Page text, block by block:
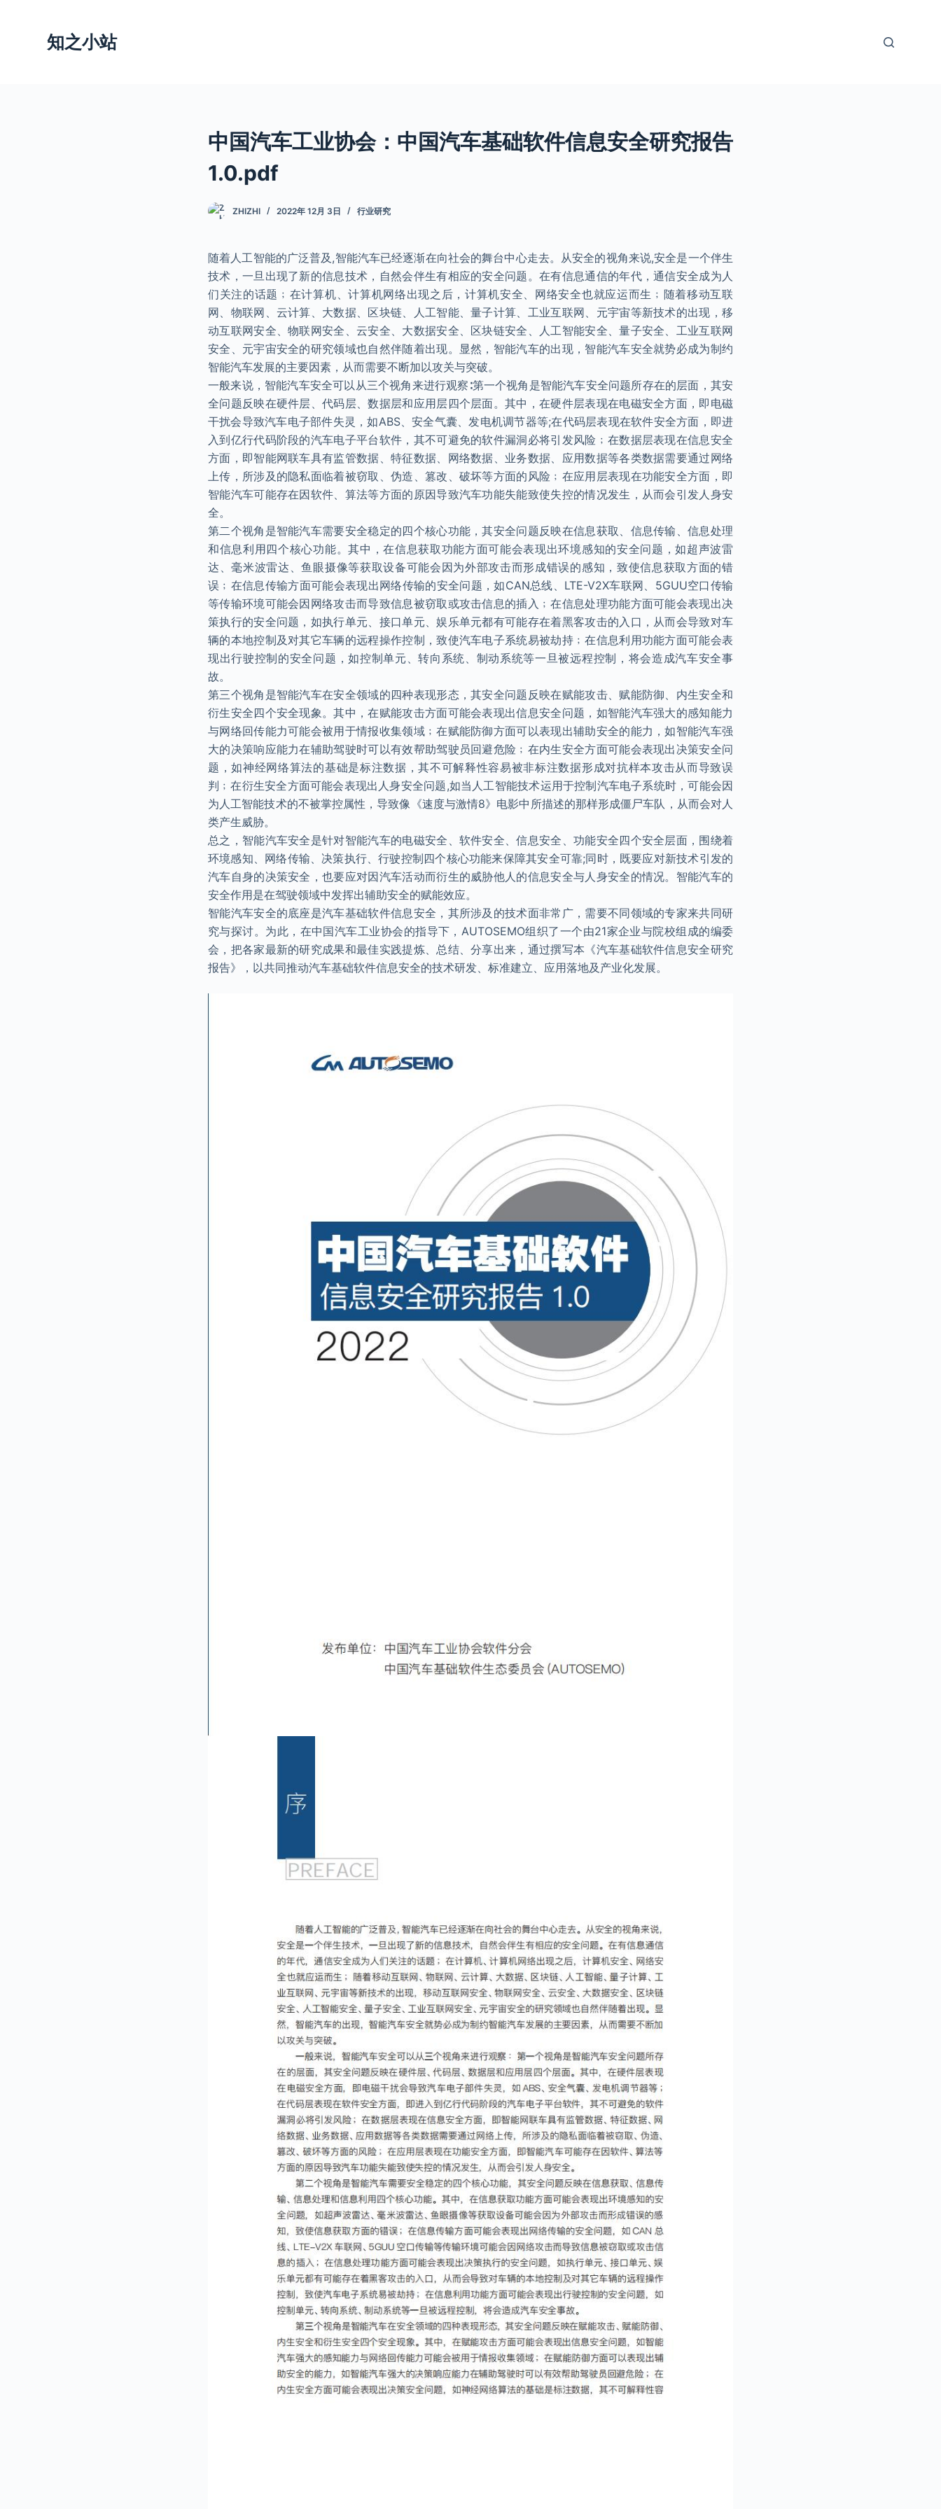
知之小站
中国汽车工业协会：中国汽车基础软件信息安全研究报告
1.0.pdf
ZHIZHI 2022年 12月 3日 行业研究
随着人工智能的广泛普及,智能汽车已经逐渐在向社会的舞台中心走去。从安全的视角来说,安全是一个伴生
技术，一旦出现了新的信息技术，自然会伴生有相应的安全问题。在有信息通信的年代，通信安全成为人
们关注的话题﹔在计算机、计算机网络出现之后，计算机安全、网络安全也就应运而生﹔随着移动互联
网、物联网、云计算、大数据、区块链、人工智能、量子计算、工业互联网、元宇宙等新技术的出现，移
动互联网安全、物联网安全、云安全、大数据安全、区块链安全、人工智能安全、量子安全、工业互联网
安全、元宇宙安全的研究领域也自然伴随着出现。显然，智能汽车的出现，智能汽车安全就势必成为制约
智能汽车发展的主要因素，从而需要不断加以攻关与突破。
一般来说，智能汽车安全可以从三个视角来进行观察∶第一个视角是智能汽车安全问题所存在的层面，其安
全问题反映在硬件层、代码层、数据层和应用层四个层面。其中，在硬件层表现在电磁安全方面，即电磁
干扰会导致汽车电子部件失灵，如ABS、安全气囊、发电机调节器等;在代码层表现在软件安全方面，即进
入到亿行代码阶段的汽车电子平台软件，其不可避免的软件漏洞必将引发风险﹔在数据层表现在信息安全
方面，即智能网联车具有监管数据、特征数据、网络数据、业务数据、应用数据等各类数据需要通过网络
上传，所涉及的隐私面临着被窃取、伪造、篡改、破坏等方面的风险﹔在应用层表现在功能安全方面，即
智能汽车可能存在因软件、算法等方面的原因导致汽车功能失能致使失控的情况发生，从而会引发人身安
全。
第二个视角是智能汽车需要安全稳定的四个核心功能，其安全问题反映在信息获取、信息传输、信息处理
和信息利用四个核心功能。其中，在信息获取功能方面可能会表现出环境感知的安全问题，如超声波雷
达、毫米波雷达、鱼眼摄像等获取设备可能会因为外部攻击而形成错误的感知，致使信息获取方面的错
误﹔在信息传输方面可能会表现出网络传输的安全问题，如CAN总线、LTE-V2X车联网、5GUU空口传输
等传输环境可能会因网络攻击而导致信息被窃取或攻击信息的插入﹔在信息处理功能方面可能会表现出决
策执行的安全问题，如执行单元、接口单元、娱乐单元都有可能存在着黑客攻击的入口，从而会导致对车
辆的本地控制及对其它车辆的远程操作控制，致使汽车电子系统易被劫持﹔在信息利用功能方面可能会表
现出行驶控制的安全问题，如控制单元、转向系统、制动系统等一旦被远程控制，将会造成汽车安全事
故。
第三个视角是智能汽车在安全领域的四种表现形态，其安全问题反映在赋能攻击、赋能防御、内生安全和
衍生安全四个安全现象。其中，在赋能攻击方面可能会表现出信息安全问题，如智能汽车强大的感知能力
与网络回传能力可能会被用于情报收集领域﹔在赋能防御方面可以表现出辅助安全的能力，如智能汽车强
大的决策响应能力在辅助驾驶时可以有效帮助驾驶员回避危险﹔在内生安全方面可能会表现出决策安全问
题，如神经网络算法的基础是标注数据，其不可解释性容易被非标注数据形成对抗样本攻击从而导致误
判﹔在衍生安全方面可能会表现出人身安全问题,如当人工智能技术运用于控制汽车电子系统时，可能会因
为人工智能技术的不被掌控属性，导致像《速度与激情8》电影中所描述的那样形成僵尸车队，从而会对人
类产生威胁。
总之，智能汽车安全是针对智能汽车的电磁安全、软件安全、信息安全、功能安全四个安全层面，围绕着
环境感知、网络传输、决策执行、行驶控制四个核心功能来保障其安全可靠;同时，既要应对新技术引发的
汽车自身的决策安全，也要应对因汽车活动而衍生的威胁他人的信息安全与人身安全的情况。智能汽车的
安全作用是在驾驶领域中发挥出辅助安全的赋能效应。
智能汽车安全的底座是汽车基础软件信息安全，其所涉及的技术面非常广，需要不同领域的专家来共同研
究与探讨。为此，在中国汽车工业协会的指导下，AUTOSEMO组织了一个由21家企业与院校组成的编委
会，把各家最新的研究成果和最佳实践提炼、总结、分享出来，通过撰写本《汽车基础软件信息安全研究
报告》，以共同推动汽车基础软件信息安全的技术研发、标准建立、应用落地及产业化发展。